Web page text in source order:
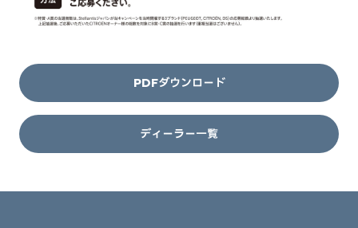
PDFダウンロード
ディーラー一覧